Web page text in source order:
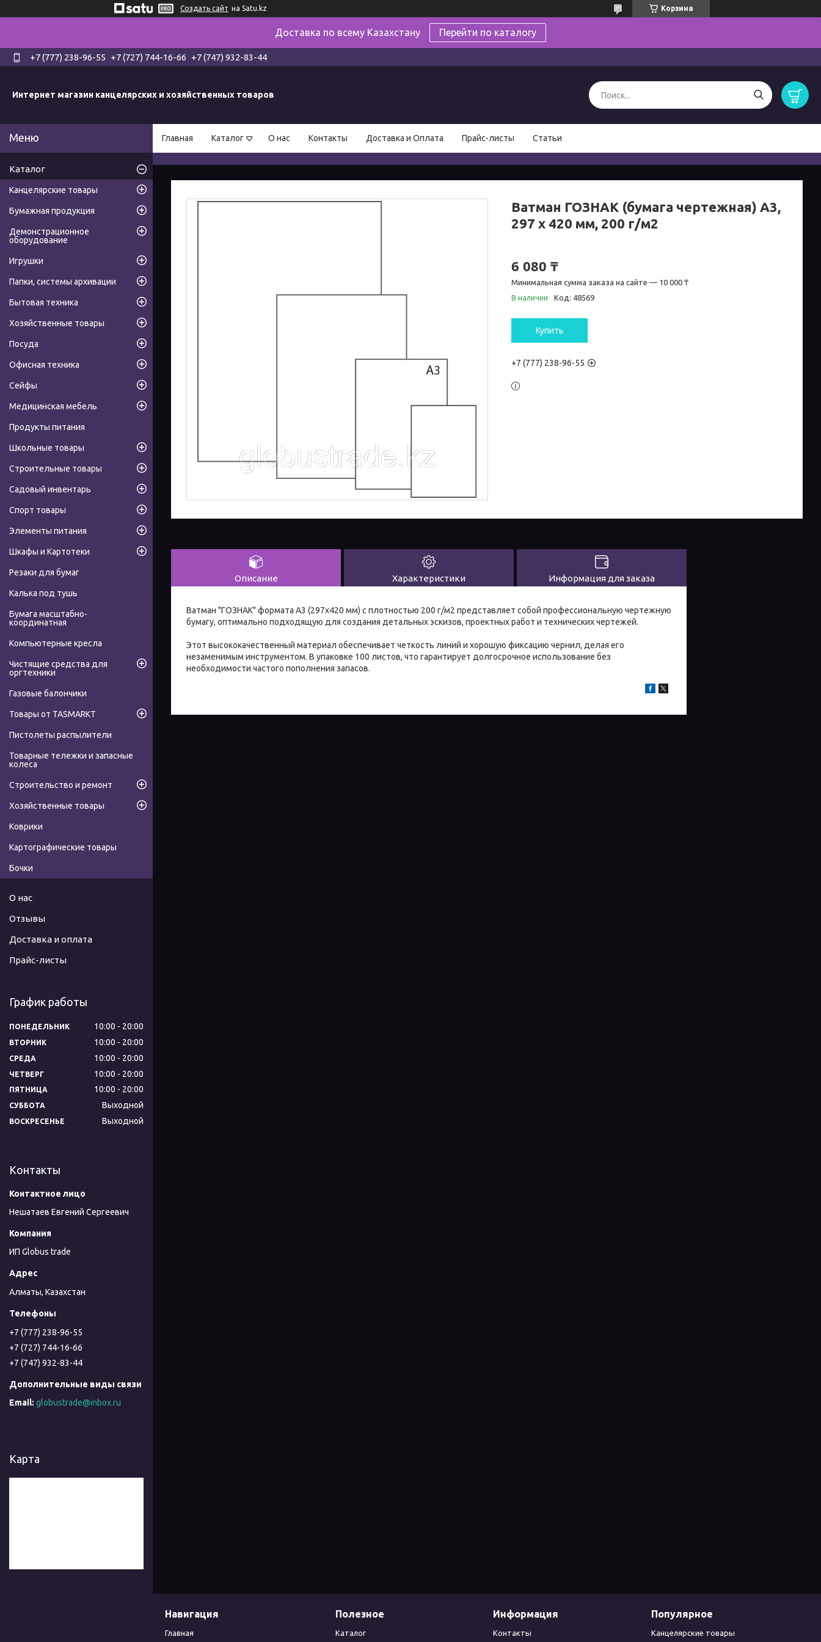
Создать сайт на Satu.kz Корзина
Доставка по всему Казахстану Перейти по каталогу
+7 (777) 238-96-55 +7 (727) 744-16-66 +7 (747) 932-83-44
Интернет магазин канцелярских и хозяйственных товаров
Главная Каталог О нас Контакты Доставка и Оплата Прайс-листы Статьи
Ватман ГОЗНАК (бумага чертежная) А3,
297 х 420 мм, 200 г/м2
6 080 ₸
Минимальная сумма заказа на сайте — 10 000 ₸
В наличии
Код: 48569
Купить
+7 (777) 238-96-55
Описание Характеристики Информация для заказа
Ватман "ГОЗНАК" формата А3 (297x420 мм) с плотностью 200 г/м2 представляет собой профессиональную чертежную
бумагу, оптимально подходящую для создания детальных эскизов, проектных работ и технических чертежей.
Этот высококачественный материал обеспечивает четкость линий и хорошую фиксацию чернил, делая его
незаменимым инструментом. В упаковке 100 листов, что гарантирует долгосрочное использование без
необходимости частого пополнения запасов.
Каталог
Канцелярские товары
Бумажная продукция
Демонстрационное
оборудование
Игрушки
Папки, системы архивации
Бытовая техника
Хозяйственные товары
Посуда
Офисная техника
Сейфы
Медицинская мебель
Продукты питания
Школьные товары
Строительные товары
Садовый инвентарь
Спорт товары
Элементы питания
Шкафы и Картотеки
Резаки для бумаг
Калька под тушь
Бумага масштабно-
координатная
Компьютерные кресла
Чистящие средства для
оргтехники
Газовые балончики
Товары от TASMARKT
Пистолеты распылители
Товарные тележки и запасные
колеса
Строительство и ремонт
Хозяйственные товары
Коврики
Картографические товары
Бочки
О нас
Отзывы
Доставка и оплата
Прайс-листы
График работы
ПОНЕДЕЛЬНИК 10:00 20:00
ВТОРНИК 10:00 20:00
СРЕДА 10:00 20:00
ЧЕТВЕРГ 10:00 20:00
ПЯТНИЦА 10:00 20:00
СУББОТА Выходной
ВОСКРЕСЕНЬЕ Выходной
Контакты
Нешатаев Евгений Сергеевич
ИП Globus trade
Алматы, Казахстан
+7 (777) 238-96-55
+7 (727) 744-16-66
+7 (747) 932-83-44
globustrade@inbox.ru
Карта
Навигация
Главная
Полезное
Каталог
Информация
Контакты
Популярное
Канцелярские товары